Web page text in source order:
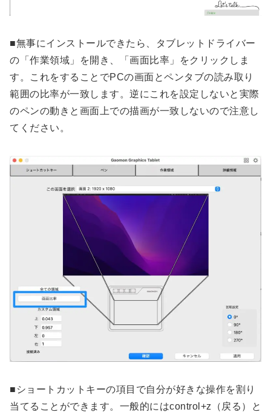
■無事にインストールできたら、タブレットドライバー
の「作業領域」を開き、「画面比率」をクリックしま
す。これをすることでPCの画面とペンタブの読み取り
範囲の比率が一致します。逆にこれを設定しないと実際
のペンの動きと画面上での描画が一致しないので注意し
てください。
■ショートカットキーの項目で自分が好きな操作を割り
当てることができます。一般的にはcontrol+z（戻る）と